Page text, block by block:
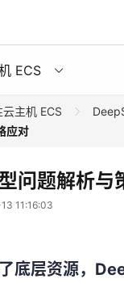
ECS
云主机 ECS
应对
问题解析与
11:16:03
底层资源，